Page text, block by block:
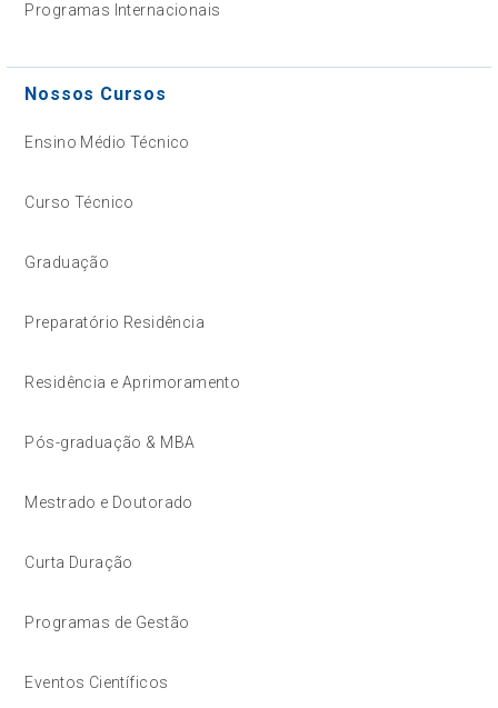
Programas Internacionais
Nossos Cursos
Ensino Médio Técnico
Curso Técnico
Graduação
Preparatório Residência
Residência e Aprimoramento
Pós-graduação & MBA
Mestrado e Doutorado
Curta Duração
Programas de Gestão
Eventos Científicos